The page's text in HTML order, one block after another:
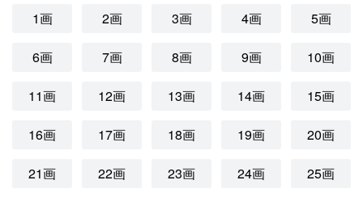
1画 2画 3画 4画 5画
6画 7画 8画 9画 10画
11画 12画 13画 14画 15画
16画 17画 18画 19画 20画
21画 22画 23画 24画 25画